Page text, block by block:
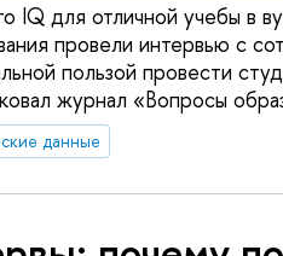
IQ для отличной учебы в
провели интервью с
пользой провести
журнал «Вопросы
данные